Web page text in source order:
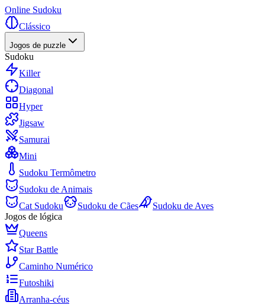
Online Sudoku
Clássico
Jogos de puzzle
Sudoku
Killer
Diagonal
Hyper
Jigsaw
Samurai
Mini
Sudoku Termômetro
Sudoku de Animais
Cat Sudoku
Sudoku de Cães
Sudoku de Aves
Jogos de lógica
Queens
Star Battle
Caminho Numérico
Futoshiki
Arranha-céus